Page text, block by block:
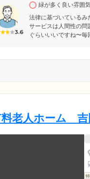
、ご夫婦ふたりきりでの生
す。
3.6
緑が多く良い雰囲
法律に基づいている
サービスは人間性の問
ぐらいいいですね〜毎
料老人ホーム 吉